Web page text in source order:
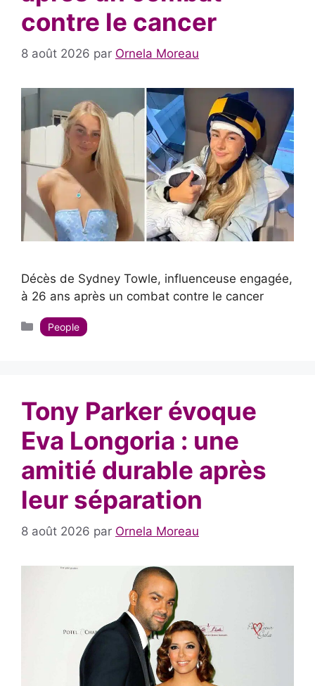
contre le cancer
8 août 2026 par Ornela Moreau
Décès de Sydney Towle, influenceuse engagée,
à 26 ans après un combat contre le cancer
Catégories
People
Tony Parker évoque
Eva Longoria : une
amitié durable après
leur séparation
8 août 2026 par Ornela Moreau